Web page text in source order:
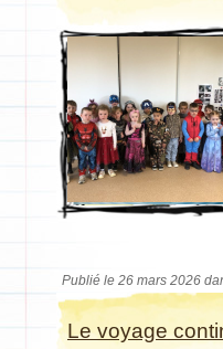
Publié le 26 mars 2026
Le voyage